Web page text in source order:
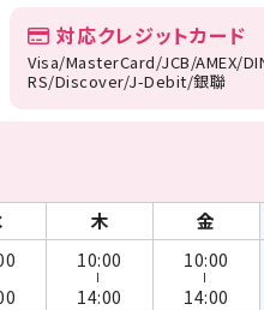
対応クレジットカード
Visa/MasterCard/JCB/AMEX/
RS/Discover/J-Debit/銀聯
木 金
10:00
14:00
10:00
14:00